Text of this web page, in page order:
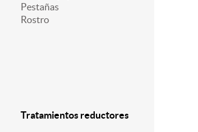
Pestañas
Rostro
Tratamientos reductores